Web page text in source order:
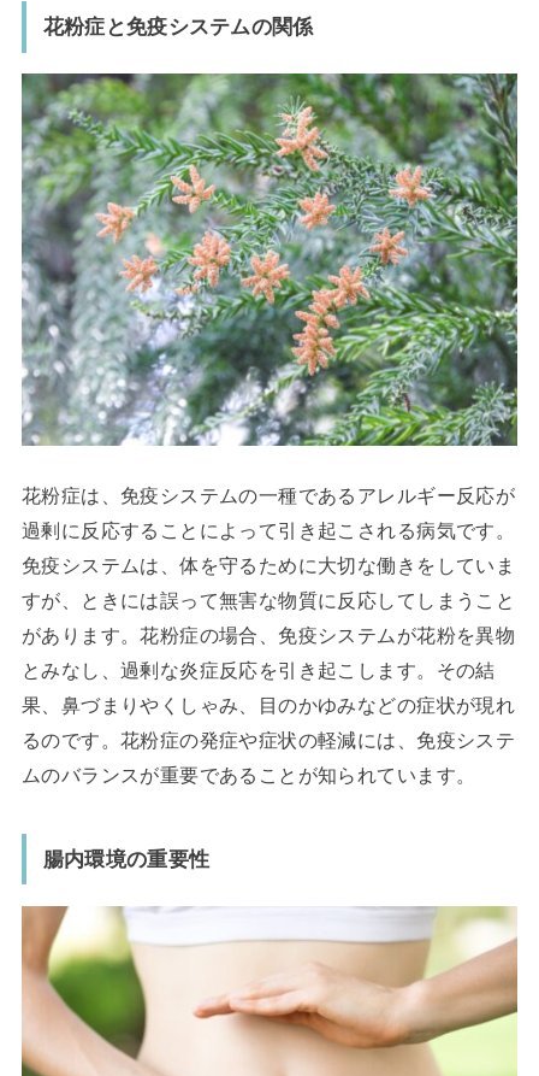
花粉症と免疫システムの関係
花粉症は、免疫システムの一種であるアレルギー反応が
過剰に反応することによって引き起こされる病気です。
免疫システムは、体を守るために大切な働きをしていま
すが、ときには誤って無害な物質に反応してしまうこと
があります。花粉症の場合、免疫システムが花粉を異物
とみなし、過剰な炎症反応を引き起こします。その結
果、鼻づまりやくしゃみ、目のかゆみなどの症状が現れ
るのです。花粉症の発症や症状の軽減には、免疫システ
ムのバランスが重要であることが知られています。
腸内環境の重要性